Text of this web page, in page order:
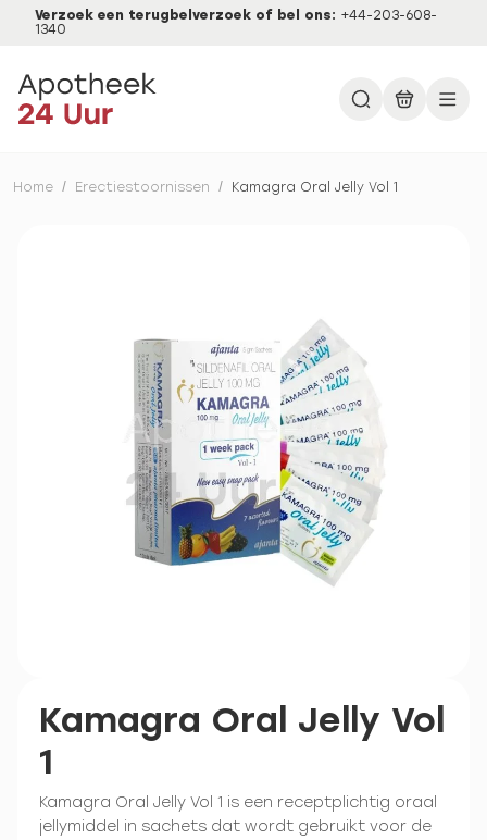
Verzoek een terugbelverzoek of bel ons: +44-203-608-
1340
Home / Erectiestoornissen / Kamagra Oral Jelly Vol 1
Kamagra Oral Jelly Vol
1
Kamagra Oral Jelly Vol 1 is een receptplichtig oraal
jellymiddel in sachets dat wordt gebruikt voor de